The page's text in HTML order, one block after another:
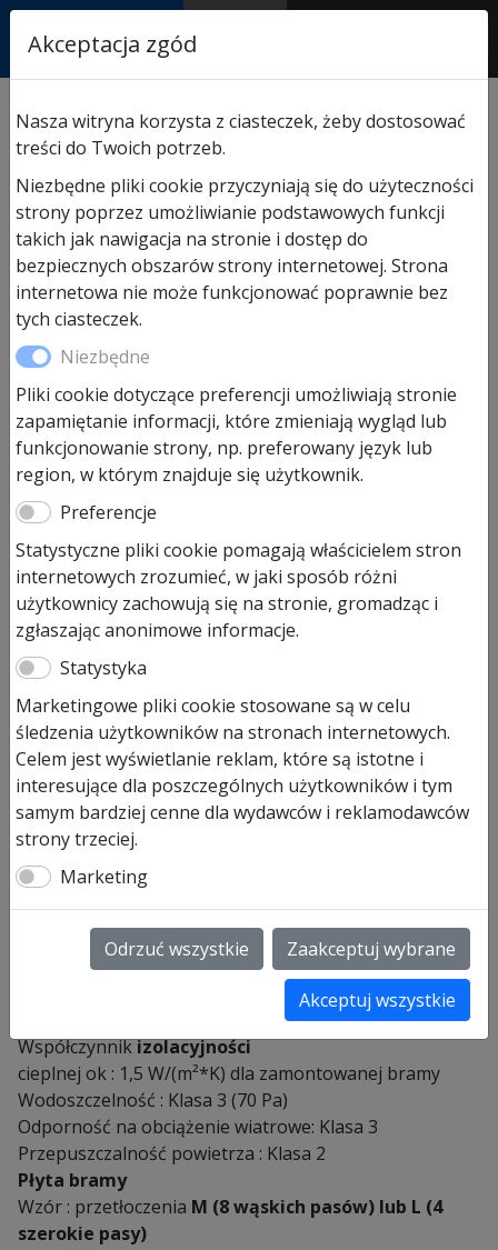
AUTORYZOWANY
PARTNER & SERWIS
Silkgrain brama garażowa czerwona
Promocja!
Hormann LPU 42 Silkgrain
brama garażowa czerwona
7 129,00złPierwotna
cena
wynosiła:
7
129,00 zł.
5 700,00
cena
wynosi:
5
700,00 zł.
Prezentowana cena jest ceną najniższą w ostatnich 30
dniach.
Produkt dostępny na zamówienie
ilość
Hormann
LPU
42
Silkgrain
brama
garażowa
czerwona
Brama garażowa segmentowa
Hormann LPU 42
Brama Hormann LPU 42 to brama garażowa
segmentowa o wymiarach:
strukturaSilkgrain,
nadproże 115 mm)
Kolor RAL3000 czerwony (inne czerwienie z palety
RAL na zapytanie)
Współczynnikizolacyjności
cieplnej ok : 1,5 W/(m²*K) dla zamontowanej bramy
Wodoszczelność : Klasa 3 (70 Pa)
Odporność na obciążenie wiatrowe: Klasa 3
Przepuszczalność powietrza : Klasa 2
Płyta bramy
Wzór : przetłoczenia M (8 wąskich pasów) lub L (4
szerokie pasy)
Akceptacja zgód
Nasza witryna korzysta z ciasteczek, żeby dostosować
treści do Twoich potrzeb.
Niezbędne pliki cookie przyczyniają się do użyteczności
strony poprzez umożliwianie podstawowych funkcji
takich jak nawigacja na stronie i dostęp do
bezpiecznych obszarów strony internetowej. Strona
internetowa nie może funkcjonować poprawnie bez
tych ciasteczek.
Niezbędne
Pliki cookie dotyczące preferencji umożliwiają stronie
zapamiętanie informacji, które zmieniają wygląd lub
funkcjonowanie strony, np. preferowany język lub
region, w którym znajduje się użytkownik.
Preferencje
Statystyczne pliki cookie pomagają właścicielem stron
internetowych zrozumieć, w jaki sposób różni
użytkownicy zachowują się na stronie, gromadząc i
zgłaszając anonimowe informacje.
Statystyka
Marketingowe pliki cookie stosowane są w celu
śledzenia użytkowników na stronach internetowych.
Celem jest wyświetlanie reklam, które są istotne i
interesujące dla poszczególnych użytkowników i tym
samym bardziej cenne dla wydawców i reklamodawców
strony trzeciej.
Marketing
Odrzuć wszystkie Zaakceptuj wybrane
Akceptuj wszystkie